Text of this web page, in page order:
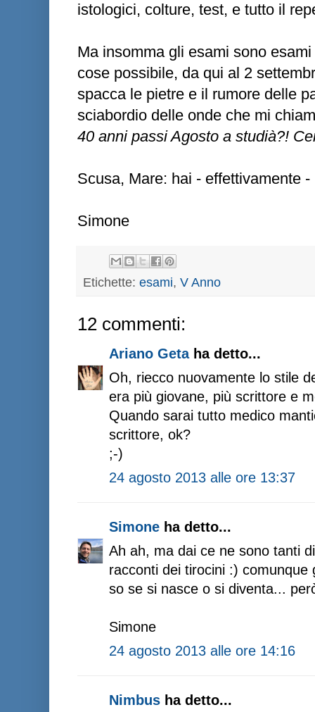
istologici, colture, test, e tutto il
Ma insomma gli esami sono
cose possibile, da qui al 2
spacca le pietre e il rumore delle
sciabordio delle onde che mi
40 anni passi Agosto a studià?!
Scusa, Mare: hai - effettivamente -
Simone
Etichette: esami, V Anno
12 commenti:
Ariano Getaha detto...
Oh, riecco nuovamente lo stile
era più giovane, più scrittore e
Quando sarai tutto medico
scrittore, ok?
;-)
24 agosto 2013 alle ore 13:37
Simone ha detto...
Ah ah, ma dai ce ne sono tanti
racconti dei tirocini :)
so se si nasce o si diventa...
Simone
24 agosto 2013 alle ore 14:16
Nimbus ha detto...